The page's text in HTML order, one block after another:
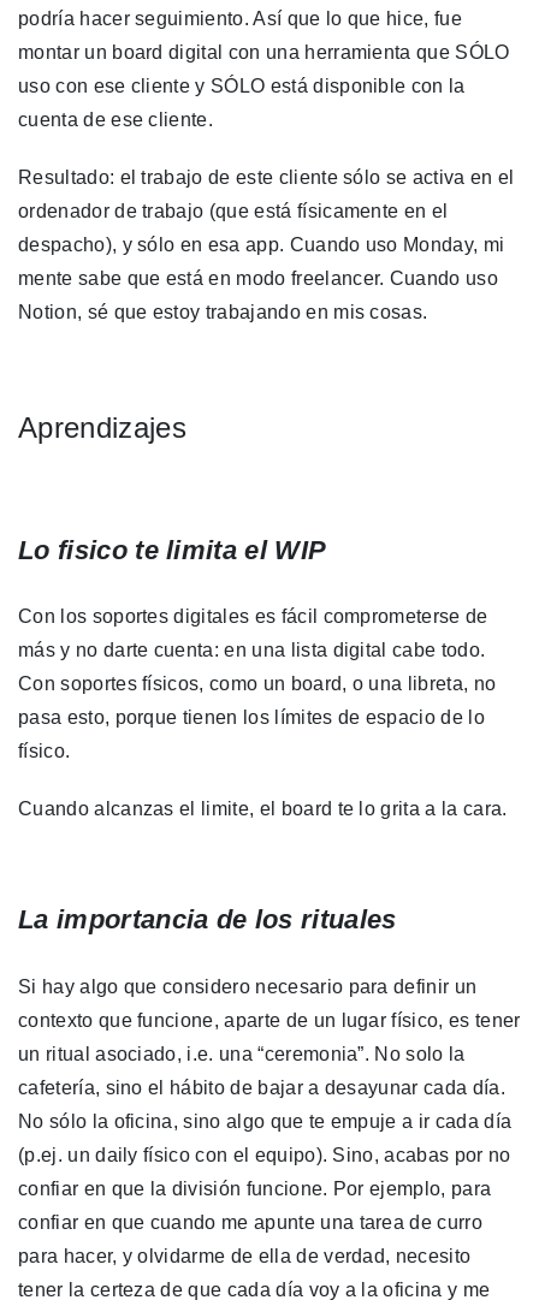
podría hacer seguimiento. Así que lo que hice, fue
montar un board digital con una herramienta que SÓLO
uso con ese cliente y SÓLO está disponible con la
cuenta de ese cliente.
Resultado: el trabajo de este cliente sólo se activa en el
ordenador de trabajo (que está físicamente en el
despacho), y sólo en esa app. Cuando uso Monday, mi
mente sabe que está en modo freelancer. Cuando uso
Notion, sé que estoy trabajando en mis cosas.
Aprendizajes
Lo fisico te limita el WIP
Con los soportes digitales es fácil comprometerse de
más y no darte cuenta: en una lista digital cabe todo.
Con soportes físicos, como un board, o una libreta, no
pasa esto, porque tienen los límites de espacio de lo
físico.
Cuando alcanzas el limite, el board te lo grita a la cara.
La importancia de los rituales
Si hay algo que considero necesario para definir un
contexto que funcione, aparte de un lugar físico, es tener
un ritual asociado, i.e. una “ceremonia”. No solo la
cafetería, sino el hábito de bajar a desayunar cada día.
No sólo la oficina, sino algo que te empuje a ir cada día
(p.ej. un daily físico con el equipo). Sino, acabas por no
confiar en que la división funcione. Por ejemplo, para
confiar en que cuando me apunte una tarea de curro
para hacer, y olvidarme de ella de verdad, necesito
tener la certeza de que cada día voy a la oficina y me